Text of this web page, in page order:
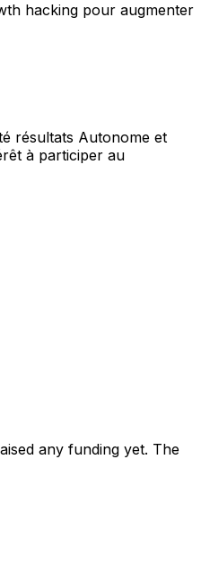
hacking pour augmenter
résultats Autonome et
à participer au
any funding yet. The